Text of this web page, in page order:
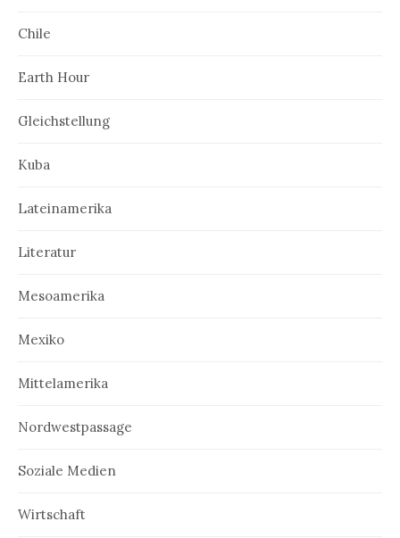
Chile
Earth Hour
Gleichstellung
Kuba
Lateinamerika
Literatur
Mesoamerika
Mexiko
Mittelamerika
Nordwestpassage
Soziale Medien
Wirtschaft